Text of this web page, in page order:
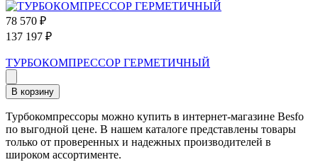
78 570 ₽
137 197 ₽
ТУРБОКОМПРЕССОР ГЕРМЕТИЧНЫЙ
В корзину
Турбокомпрессоры можно купить в интернет-магазине Besfo
по выгодной цене. В нашем каталоге представлены товары
только от проверенных и надежных производителей в
широком ассортименте.